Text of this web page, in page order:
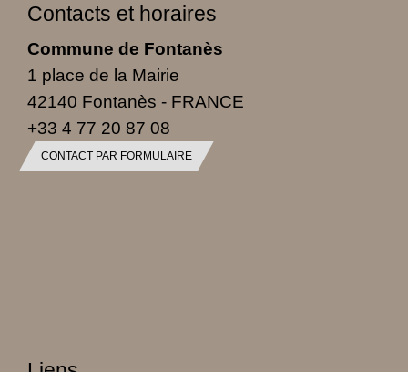
Contacts et horaires
Commune de Fontanès
1 place de la Mairie
42140 Fontanès - FRANCE
+33 4 77 20 87 08
CONTACT PAR FORMULAIRE